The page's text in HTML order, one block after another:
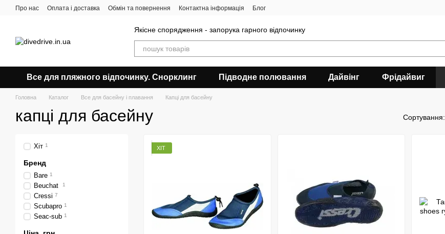
Перейти до основного контенту
Про нас Оплата і доставка Обмін та повернення Контактна інформація Блог
Якісне спорядження - запорука гарного відпочинку
Все для пляжного відпочинку. Снорклинг Підводне полювання Дайвінг Фрідайвиг
Головна Каталог Все для басейну і плавання Капці для басейну
капці для басейну Сортування:
ХІТ
Хіт 1
Бренд
Bare 1
Beuchat 1
Cressi 7
Scubapro 1
Seac-sub 1